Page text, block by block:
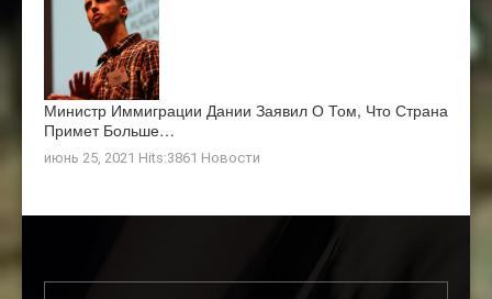
Министр Иммиграции Дании Заявил О Том, Что Страна
Примет Больше…
июнь 25, 2021 Hits:3861 Новости